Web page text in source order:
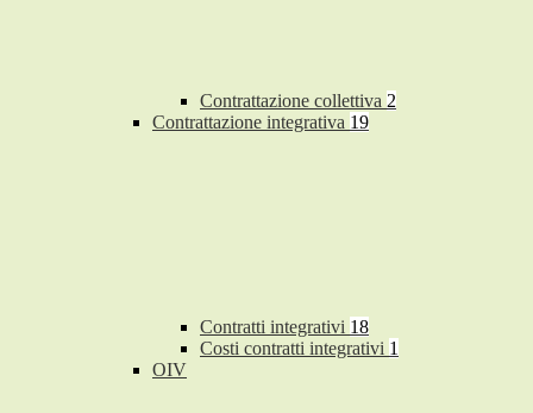
Contrattazione collettiva 2
Contrattazione integrativa 19
Contratti integrativi 18
Costi contratti integrativi 1
OIV